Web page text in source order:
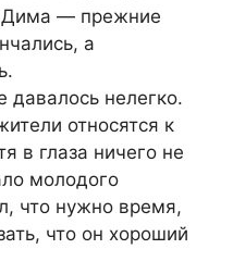
Дима — прежние
а
давалось нелегко.
относятся к
в глаза ничего не
молодого
что нужно время,
что он хороший